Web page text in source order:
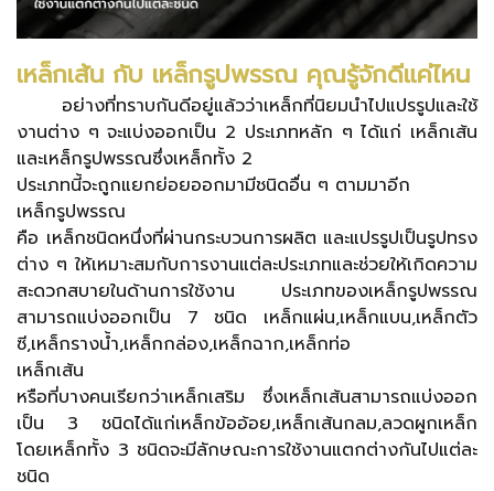
เหล็กเส้น กับ เหล็กรูปพรรณ คุณรู้จักดีแค่ไหน
อย่างที่ทราบกันดีอยู่แล้วว่าเหล็กที่นิยมนำไปแปรรูปและใช้
งานต่าง ๆ จะแบ่งออกเป็น 2 ประเภทหลัก ๆ ได้แก่ เหล็กเส้น
และเหล็กรูปพรรณซึ่งเหล็กทั้ง 2
ประเภทนี้จะถูกแยกย่อยออกมามีชนิดอื่น ๆ ตามมาอีก
เหล็กรูปพรรณ
คือ เหล็กชนิดหนึ่งที่ผ่านกระบวนการผลิต และแปรรูปเป็นรูปทรง
ต่าง ๆ ให้เหมาะสมกับการงานแต่ละประเภทและช่วยให้เกิดความ
สะดวกสบายในด้านการใช้งาน ประเภทของเหล็กรูปพรรณ
สามารถแบ่งออกเป็น 7 ชนิด เหล็กแผ่น,เหล็กแบน,เหล็กตัว
ซี,เหล็กรางน้ำ,เหล็กกล่อง,เหล็กฉาก,เหล็กท่อ
เหล็กเส้น
หรือที่บางคนเรียกว่าเหล็กเสริม ซึ่งเหล็กเส้นสามารถแบ่งออก
เป็น 3 ชนิดได้แก่เหล็กข้ออ้อย,เหล็กเส้นกลม,ลวดผูกเหล็ก
โดยเหล็กทั้ง 3 ชนิดจะมีลักษณะการใช้งานแตกต่างกันไปแต่ละ
ชนิด